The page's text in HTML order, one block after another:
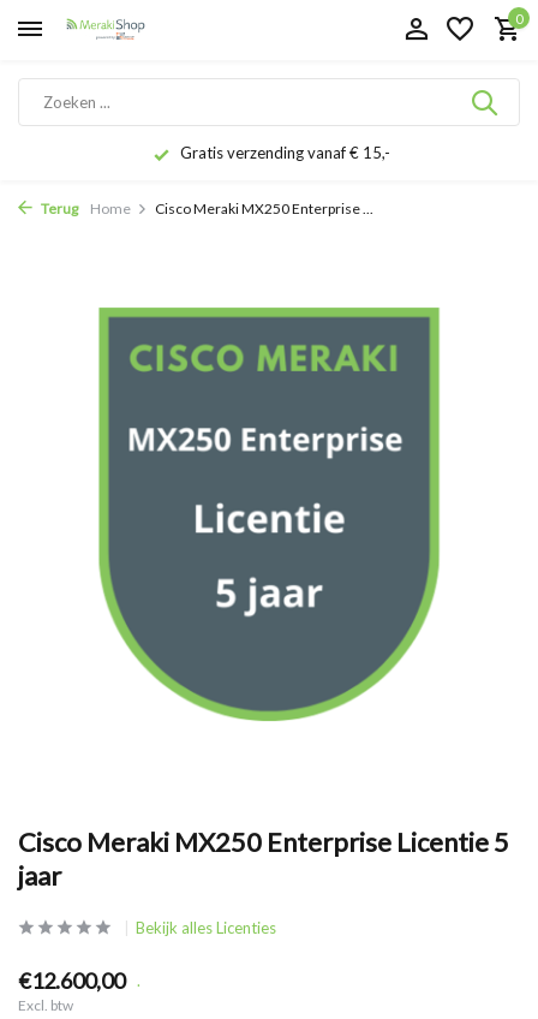
0
Gratis verzending vanaf € 15,-
Terug Home Cisco Meraki MX250 Enterprise ...
Cisco Meraki MX250 Enterprise Licentie 5
jaar
Bekijk alles Licenties
€12.600,00 .
Excl. btw